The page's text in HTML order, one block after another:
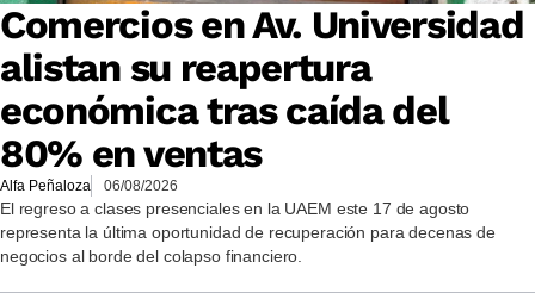
Comercios en Av. Universidad
alistan su reapertura
económica tras caída del
80% en ventas
Alfa Peñaloza 06/08/2026
El regreso a clases presenciales en la UAEM este 17 de agosto
representa la última oportunidad de recuperación para decenas de
negocios al borde del colapso financiero.